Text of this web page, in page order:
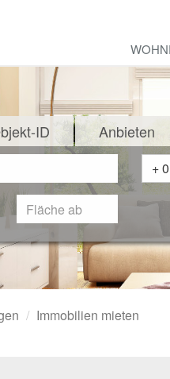
ID Anbieten
+
Immobilien mieten